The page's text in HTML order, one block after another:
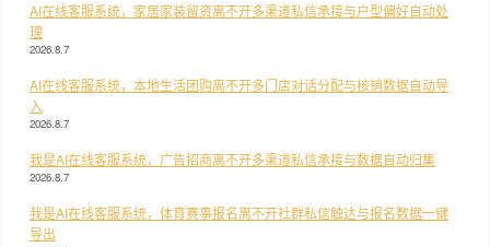
AI在线客服系统，家居家装留资离不开多渠道私信承接与户型偏好自动处
理
2026.8.7
AI在线客服系统，本地生活团购离不开多门店对话分配与核销数据自动导
入
2026.8.7
我是AI在线客服系统，广告招商离不开多渠道私信承接与数据自动归集
2026.8.7
我是AI在线客服系统，体育赛事报名离不开社群私信触达与报名数据一键
导出